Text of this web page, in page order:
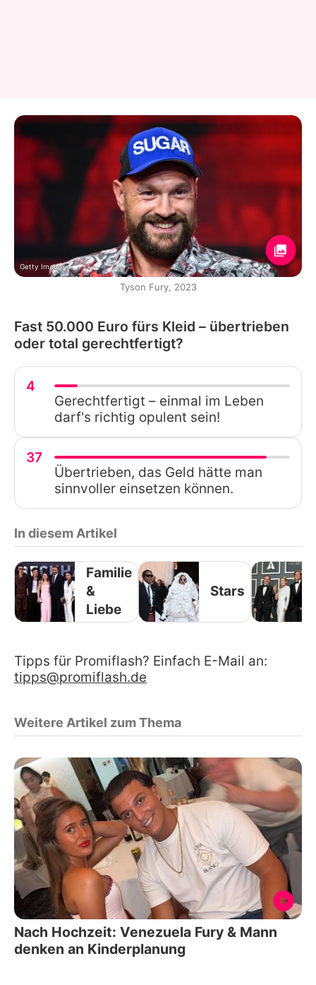
Getty Images
Tyson Fury, 2023
Fast 50.000 Euro fürs Kleid – übertrieben
oder total gerechtfertigt?
4
Gerechtfertigt – einmal im Leben
darf's richtig opulent sein!
37
Übertrieben, das Geld hätte man
sinnvoller einsetzen können.
In diesem Artikel
Familie
&
Liebe
Stars
Tipps für Promiflash? Einfach E-Mail an:
tipps@promiflash.de
Weitere Artikel zum Thema
Nach Hochzeit: Venezuela Fury & Mann
denken an Kinderplanung